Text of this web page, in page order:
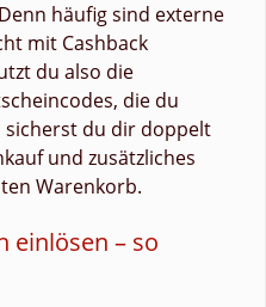
häufig sind externe
mit Cashback
du also die
die du
sicherst du dir doppelt
und zusätzliches
Warenkorb.
einlösen – so